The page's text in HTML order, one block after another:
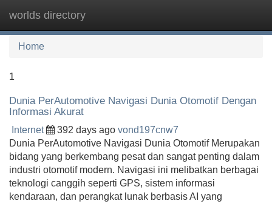
worlds directory
Home
1
Dunia PerAutomotive Navigasi Dunia Otomotif Dengan
Informasi Akurat
Internet 392 days ago vond197cnw7
Dunia PerAutomotive Navigasi Dunia Otomotif Merupakan
bidang yang berkembang pesat dan sangat penting dalam
industri otomotif modern. Navigasi ini melibatkan berbagai
teknologi canggih seperti GPS, sistem informasi
kendaraan, dan perangkat lunak berbasis AI yang